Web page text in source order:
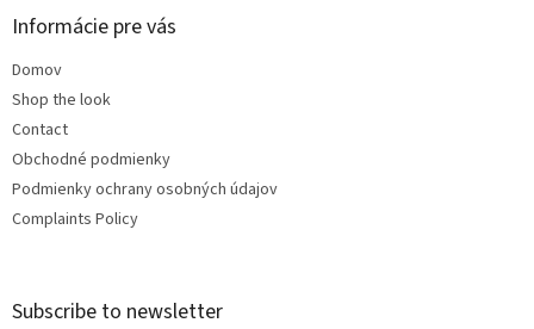
Informácie pre vás
Domov
Shop the look
Contact
Obchodné podmienky
Podmienky ochrany osobných údajov
Complaints Policy
Subscribe to newsletter